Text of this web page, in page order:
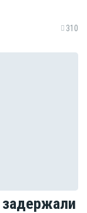
310
задержали